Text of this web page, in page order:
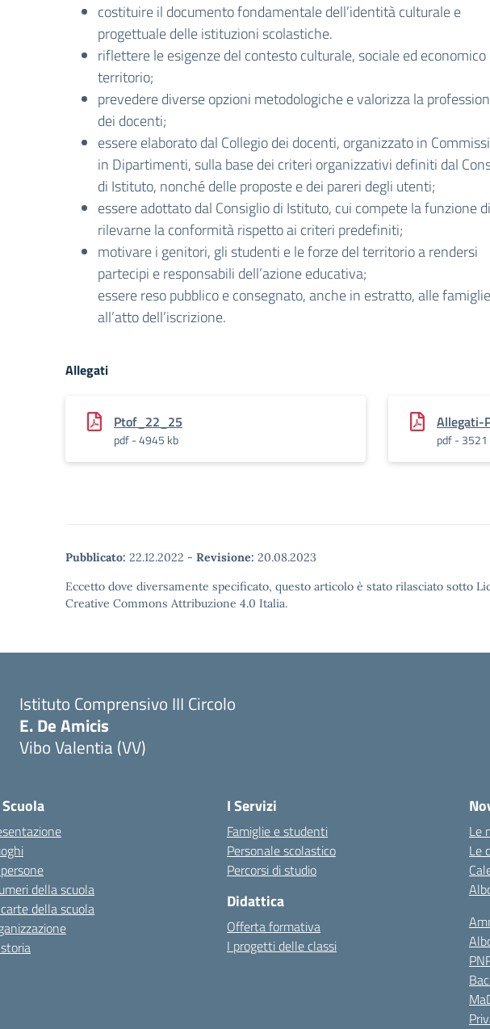
costituire il documento fondamentale dell’identità culturale e
progettuale delle istituzioni scolastiche.
riflettere le esigenze del contesto culturale, sociale ed economico
territorio;
prevedere diverse opzioni metodologiche e valorizza la
dei docenti;
essere elaborato dal Collegio dei docenti, organizzato in
in Dipartimenti, sulla base dei criteri organizzativi definiti dal
di Istituto, nonché delle proposte e dei pareri degli utenti;
essere adottato dal Consiglio di Istituto, cui compete la funzione di
rilevarne la conformità rispetto ai criteri predefiniti;
motivare i genitori, gli studenti e le forze del territorio a rendersi
partecipi e responsabili dell’azione educativa;
essere reso pubblico e consegnato, anche in estratto, alle famiglie
all’atto dell’iscrizione.
Allegati
Ptof_22_25
pdf - 4945 kb
Allegati-
pdf - 3521
Pubblicato: 22.12.2022 - Revisione: 20.08.2023
Eccetto dove diversamente specificato, questo articolo è stato rilasciato sotto
Creative Commons Attribuzione 4.0 Italia.
Istituto Comprensivo III Circolo
E. De Amicis
Vibo Valentia (VV)
della scuola
della scuola
I Servizi
Famiglie e studenti
Personale scolastico
Percorsi di studio
Didattica
Offerta formativa
I progetti delle classi
Le
Le